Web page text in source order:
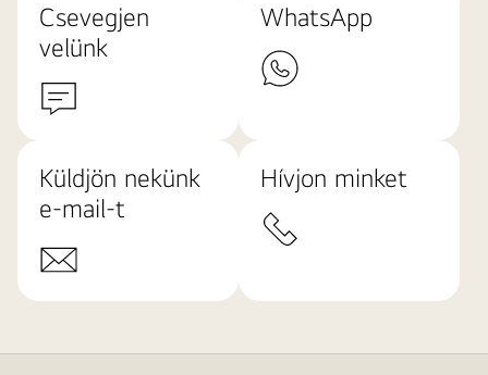
Csevegjen
velünk
WhatsApp
Küldjön nekünk
e-mail-t
Hívjon minket